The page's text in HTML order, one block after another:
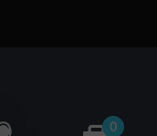
0